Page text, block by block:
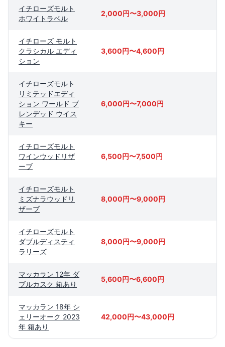
イチローズモルト
ホワイトラベル
2,000円〜3,000円
イチローズ モルト
クラシカル エディ
ション
3,600円〜4,600円
イチローズモルト
リミテッドエディ
ション ワールド ブ
レンデッド ウイス
キー
6,000円〜7,000円
イチローズモルト
ワインウッドリザ
ーブ
6,500円〜7,500円
イチローズモルト
ミズナラウッドリ
ザーブ
8,000円〜9,000円
イチローズモルト
ダブルディスティ
ラリーズ
8,000円〜9,000円
マッカラン 12年 ダ
ブルカスク 箱あり
5,600円〜6,600円
マッカラン 18年 シ
ェリーオーク 2023
年 箱あり
42,000円〜43,000円